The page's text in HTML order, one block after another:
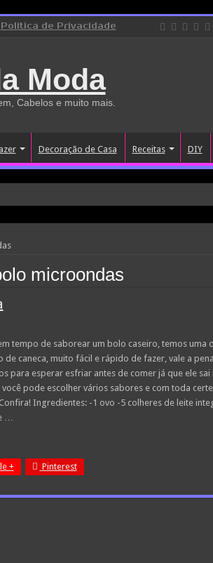
Politica de Privacidade
Moda
Cabelos e muito mais.
Decoração de Casa Receitas DIY
microondas
tempo de saborear um bolo caseiro, temos uma
caneca, muito fácil e rápido de fazer, vale a
para esperar esfriar antes de comer já que ele sai
pode escolher vários sabores e com toda
Ingredientes: -1 ovo -5 colheres de leite
…
+ Pinterest